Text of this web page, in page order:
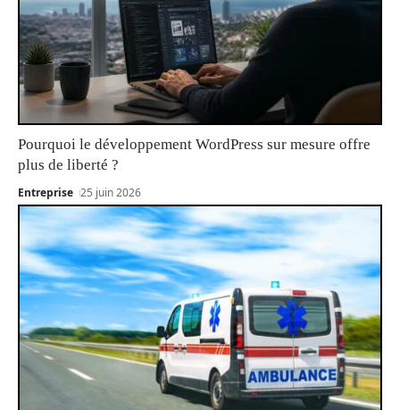
Pourquoi le développement WordPress sur mesure offre
plus de liberté ?
Entreprise 25 juin 2026